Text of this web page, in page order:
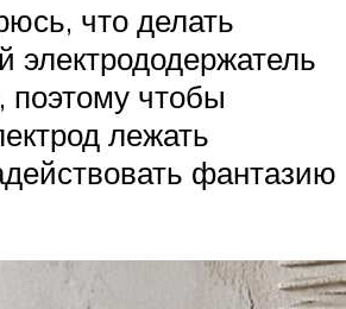
что делать
электрододержатель
чтобы
лежать
фантазию